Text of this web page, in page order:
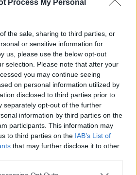
Process My Personal
the sale, sharing to third parties, or
or sensitive information for
us, please use the below opt-out
selection. Please note that after your
you may continue seeing
on personal information utilized by
disclosed to third parties prior to
separately opt-out of the further
information by third parties on the
participants. This information may
to third parties on the IAB’s List of
that may further disclose it to other
app uses one or more Google
a fékje a kritikus pillanatban a
le tudták ugyan cserélni, de megint
mert az emelő, az bizony továbbra
es kerékcserén. Vajon most sima